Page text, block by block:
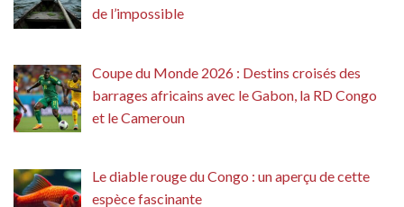
de l’impossible
Coupe du Monde 2026 : Destins croisés des
barrages africains avec le Gabon, la RD Congo
et le Cameroun
Le diable rouge du Congo : un aperçu de cette
espèce fascinante